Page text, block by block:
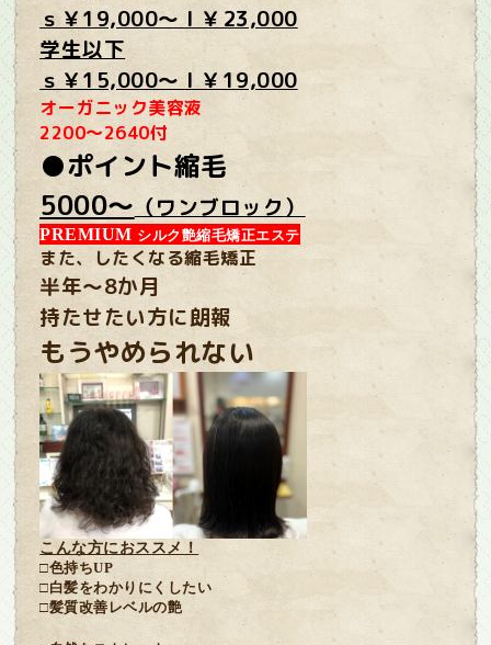
ｓ￥19,000～ｌ￥23,000
学生以下
ｓ￥15,000～ｌ￥19,000
オーガニック美容液
2200～2640付
●ポイント縮毛
5000～ （ワンブロック）
PREMIUM シルク艶縮毛矯正エステ
また、したくなる縮毛矯正
半年～8か月
持たせたい方に朗報
もうやめられない
こんな方におススメ！
□色持ちUP
□白髪をわかりにくしたい
□髪質改善レベルの艶